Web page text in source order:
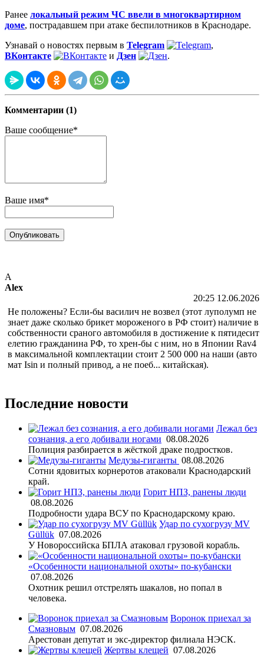
Ранее локальный режим ЧС ввели в многоквартирном
доме, пострадавшем при атаке беспилотников в Краснодаре.
Узнавай о новостях первым в Telegram
,
ВКонтакте
и Дзен .
Комментарии (1)
Ваше сообщение*
Ваше имя*
A
Alex
20:25 12.06.2026
Не положены? Если-бы василич не возвел (этот луполумп не
знает даже сколько брикет мороженого в РФ стоит) наличие в
собственности сраного автомобиля в достижение к пятидесит
елетию гражданина РФ, то хрен-бы с ним, но в Японии Rav4
в максимальной комплектации стоит 2 500 000 на наши (авто
мат Isin и полный привод, а не поеб... китайская).
Последние новости
Лежал без
сознания, а его добивали ногами 08.08.2026
Полиция разбирается в жёсткой драке подростков.
Медузы-гиганты 08.08.2026
Сотни ядовитых корнеротов атаковали Краснодарский
край.
Горит НПЗ, ранены люди
08.08.2026
Подробности удара ВСУ по Краснодарскому краю.
Удар по сухогрузу MV
Güllük 07.08.2026
У Новороссийска БПЛА атаковал грузовой корабль.
«Особенности национальной охоты» по-кубански
07.08.2026
Охотник решил отстрелять шакалов, но попал в
человека.
Воронок приехал за
Смазновым 07.08.2026
Арестован депутат и экс-директор филиала НЭСК.
Жертвы клещей 07.08.2026